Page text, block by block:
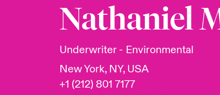
Quiénes somos
Trabaja
Ver más novedades
En portada
Área de clientesNathaniel
Underwriter - Environmental
New York, NY, USA
+1 (212) 801 7177